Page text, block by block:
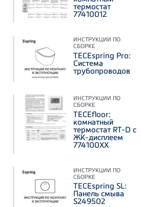
термостат
77410012
ИНСТРУКЦИИ ПО
СБОРКЕ
TECEspring Pro:
Система
трубопроводов
ИНСТРУКЦИИ ПО
СБОРКЕ
TECEfloor:
комнатный
термостат RT-D с
ЖК-дисплеем
774100XX
ИНСТРУКЦИИ ПО
СБОРКЕ
TECEspring SL:
Панель смыва
S249502